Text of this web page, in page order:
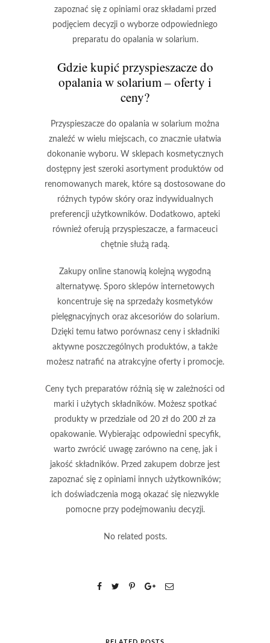
zapoznać się z opiniami oraz składami przed
podjęciem decyzji o wyborze odpowiedniego
preparatu do opalania w solarium.
Gdzie kupić przyspieszacze do
opalania w solarium – oferty i
ceny?
Przyspieszacze do opalania w solarium można
znaleźć w wielu miejscach, co znacznie ułatwia
dokonanie wyboru. W sklepach kosmetycznych
dostępny jest szeroki asortyment produktów od
renomowanych marek, które są dostosowane do
różnych typów skóry oraz indywidualnych
preferencji użytkowników. Dodatkowo, apteki
również oferują przyspieszacze, a farmaceuci
chętnie służą radą.
Zakupy online stanowią kolejną wygodną
alternatywę. Sporo sklepów internetowych
koncentruje się na sprzedaży kosmetyków
pielęgnacyjnych oraz akcesoriów do solarium.
Dzięki temu łatwo porównasz ceny i składniki
aktywne poszczególnych produktów, a także
możesz natrafić na atrakcyjne oferty i promocje.
Ceny tych preparatów różnią się w zależności od
marki i użytych składników. Możesz spotkać
produkty w przedziale od 20 zł do 200 zł za
opakowanie. Wybierając odpowiedni specyfik,
warto zwrócić uwagę zarówno na cenę, jak i
jakość składników. Przed zakupem dobrze jest
zapoznać się z opiniami innych użytkowników;
ich doświadczenia mogą okazać się niezwykle
pomocne przy podejmowaniu decyzji.
No related posts.